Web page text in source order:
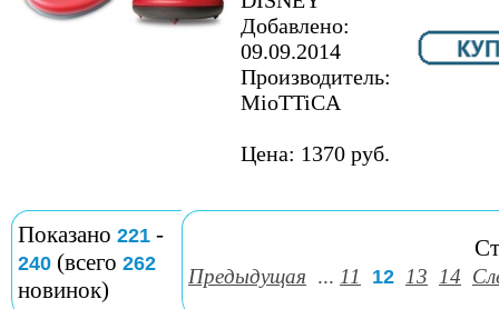
Добавлено:
09.09.2014
Производитель:
MioTTiCA
Цена: 1370 руб.
Показано 221 -
240 (всего 262
новинок)
Предыдущая ... 11 12 13 14